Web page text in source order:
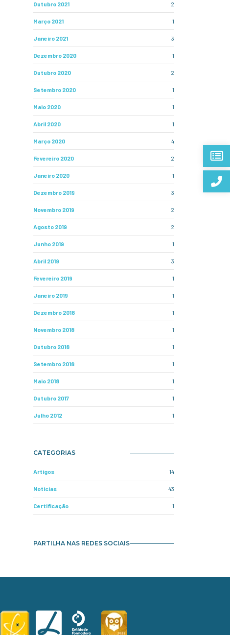
Outubro 2021 2
Março 2021 1
Janeiro 2021 3
Dezembro 2020 1
Outubro 2020 2
Setembro 2020 1
Maio 2020 1
Abril 2020 1
Março 2020 4
Fevereiro 2020 2
Janeiro 2020 1
Dezembro 2019 3
Novembro 2019 2
Agosto 2019 2
Junho 2019 1
Abril 2019 3
Fevereiro 2019 1
Janeiro 2019 1
Dezembro 2018 1
Novembro 2018 1
Outubro 2018 1
Setembro 2018 1
Maio 2018 1
Outubro 2017 1
Julho 2012 1
CATEGORIAS
Artigos 14
Notícias 43
Certificação 1
PARTILHA NAS REDES SOCIAIS